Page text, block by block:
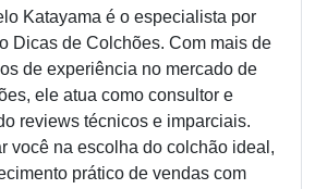
Katayama é o especialista por
Dicas de Colchões. Com mais de
de experiência no mercado de
ele atua como consultor e
reviews técnicos e imparciais.
você na escolha do colchão ideal,
prático de vendas com